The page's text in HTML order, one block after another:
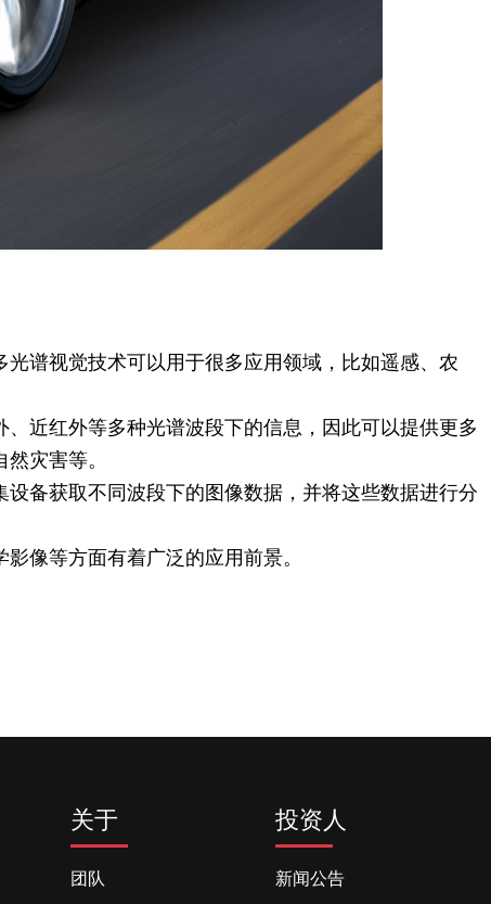
谱视觉技术可以用于很多应用领域，比如遥感、农
近红外等多种光谱波段下的信息，因此可以提供更多
灾害等。
备获取不同波段下的图像数据，并将这些数据进行分
像等方面有着广泛的应用前景。
关于
团队
投资人
新闻公告